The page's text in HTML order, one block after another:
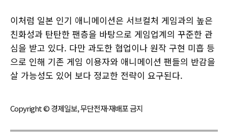
이처럼 일본 인기 애니메이션은 서브컬처 게임과의 높은
친화성과 탄탄한 팬층을 바탕으로 게임업계의 꾸준한 관
심을 받고 있다. 다만 과도한 협업이나 원작 구현 미흡 등
으로 인해 기존 게임 이용자와 애니메이션 팬들의 반감을
살 가능성도 있어 보다 정교한 전략이 요구된다.
Copyright © 경제일보, 무단전재·재배포 금지